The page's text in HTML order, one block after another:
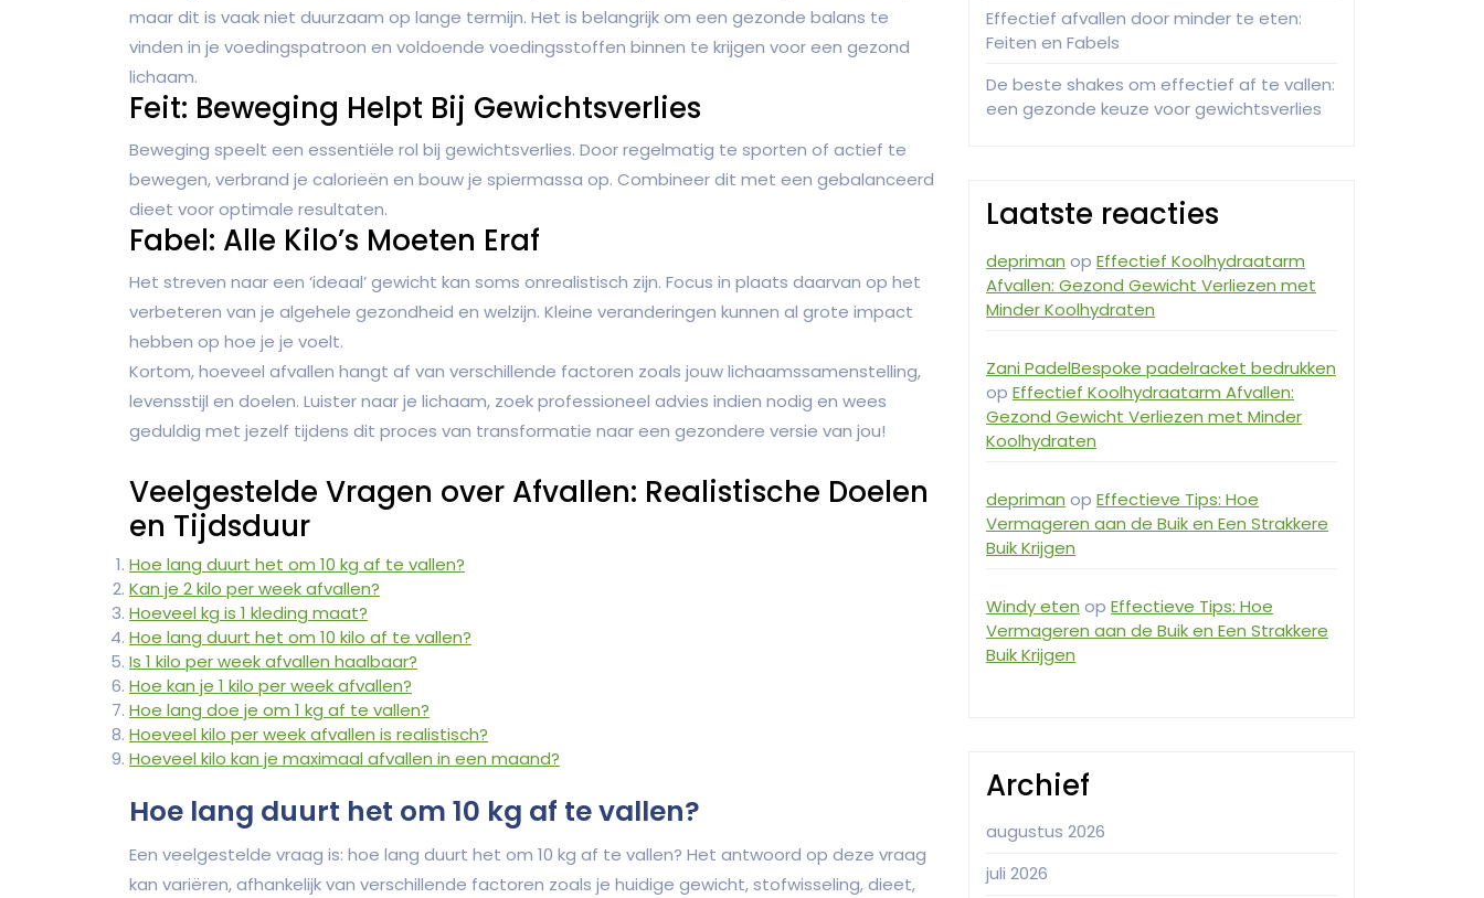
maar dit is vaak niet duurzaam op lange termijn. Het is belangrijk om een gezonde balans te
vinden in je voedingspatroon en voldoende voedingsstoffen binnen te krijgen voor een gezond
lichaam.
Feit: Beweging Helpt Bij Gewichtsverlies
Beweging speelt een essentiële rol bij gewichtsverlies. Door regelmatig te sporten of actief te
bewegen, verbrand je calorieën en bouw je spiermassa op. Combineer dit met een gebalanceerd
dieet voor optimale resultaten.
Fabel: Alle Kilo’s Moeten Eraf
Het streven naar een ‘ideaal’ gewicht kan soms onrealistisch zijn. Focus in plaats daarvan op het
verbeteren van je algehele gezondheid en welzijn. Kleine veranderingen kunnen al grote impact
hebben op hoe je je voelt.
Kortom, hoeveel afvallen hangt af van verschillende factoren zoals jouw lichaamssamenstelling,
levensstijl en doelen. Luister naar je lichaam, zoek professioneel advies indien nodig en wees
geduldig met jezelf tijdens dit proces van transformatie naar een gezondere versie van jou!
Veelgestelde Vragen over Afvallen: Realistische Doelen
en Tijdsduur
Hoe lang duurt het om 10 kg af te vallen?
Kan je 2 kilo per week afvallen?
Hoeveel kg is 1 kleding maat?
Hoe lang duurt het om 10 kilo af te vallen?
Is 1 kilo per week afvallen haalbaar?
Hoe kan je 1 kilo per week afvallen?
Hoe lang doe je om 1 kg af te vallen?
Hoeveel kilo per week afvallen is realistisch?
Hoeveel kilo kan je maximaal afvallen in een maand?
Hoe lang duurt het om 10 kg af te vallen?
Een veelgestelde vraag is: hoe lang duurt het om 10 kg af te vallen? Het antwoord op deze vraag
kan variëren, afhankelijk van verschillende factoren zoals je huidige gewicht, stofwisseling, dieet,
Effectief afvallen door minder te eten:
Feiten en Fabels
De beste shakes om effectief af te vallen:
een gezonde keuze voor gewichtsverlies
Laatste reacties
depriman op Effectief Koolhydraatarm
Afvallen: Gezond Gewicht Verliezen met
Minder Koolhydraten
Zani PadelBespoke padelracket bedrukken
op Effectief Koolhydraatarm Afvallen:
Gezond Gewicht Verliezen met Minder
Koolhydraten
depriman op Effectieve Tips: Hoe
Vermageren aan de Buik en Een Strakkere
Buik Krijgen
Windy eten op Effectieve Tips: Hoe
Vermageren aan de Buik en Een Strakkere
Buik Krijgen
Archief
augustus 2026
juli 2026